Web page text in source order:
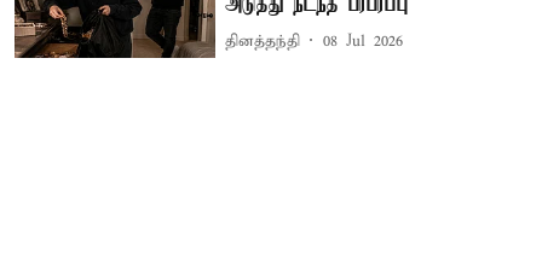
அடுத்து நடந்த பரபரப்பு
தினத்தந்தி 08 Jul 2026